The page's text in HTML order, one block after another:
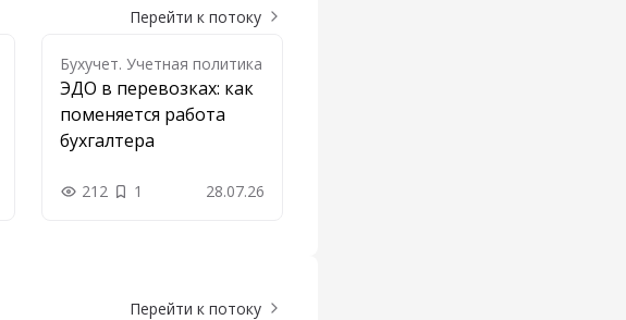
Перейти к потоку
Бухучет. Учетная политика
ЭДО в перевозках: как
поменяется работа
бухгалтера
212 1 28.07.26
Перейти к потоку